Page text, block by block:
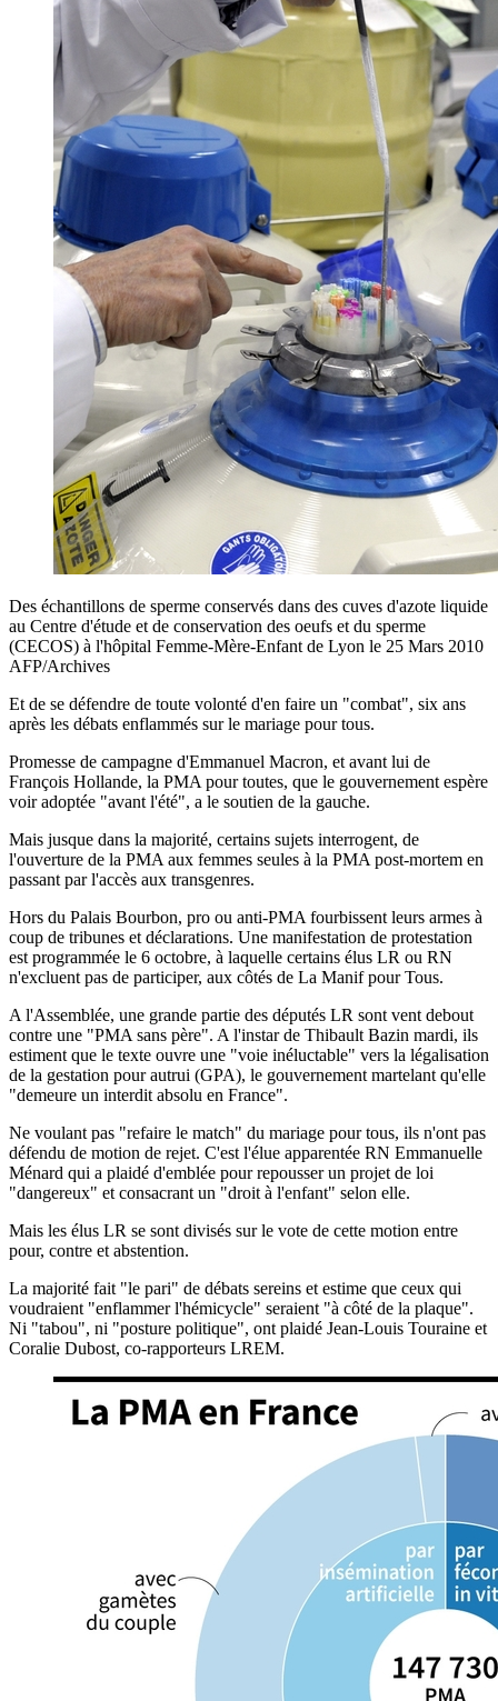
Des échantillons de sperme conservés dans des cuves d'azote liquide
au Centre d'étude et de conservation des oeufs et du sperme
(CECOS) à l'hôpital Femme-Mère-Enfant de Lyon le 25 Mars 2010
AFP/Archives
Et de se défendre de toute volonté d'en faire un "combat", six ans
après les débats enflammés sur le mariage pour tous.
Promesse de campagne d'Emmanuel Macron, et avant lui de
François Hollande, la PMA pour toutes, que le gouvernement espère
voir adoptée "avant l'été", a le soutien de la gauche.
Mais jusque dans la majorité, certains sujets interrogent, de
l'ouverture de la PMA aux femmes seules à la PMA post-mortem en
passant par l'accès aux transgenres.
Hors du Palais Bourbon, pro ou anti-PMA fourbissent leurs armes à
coup de tribunes et déclarations. Une manifestation de protestation
est programmée le 6 octobre, à laquelle certains élus LR ou RN
n'excluent pas de participer, aux côtés de La Manif pour Tous.
A l'Assemblée, une grande partie des députés LR sont vent debout
contre une "PMA sans père". A l'instar de Thibault Bazin mardi, ils
estiment que le texte ouvre une "voie inéluctable" vers la légalisation
de la gestation pour autrui (GPA), le gouvernement martelant qu'elle
"demeure un interdit absolu en France".
Ne voulant pas "refaire le match" du mariage pour tous, ils n'ont pas
défendu de motion de rejet. C'est l'élue apparentée RN Emmanuelle
Ménard qui a plaidé d'emblée pour repousser un projet de loi
"dangereux" et consacrant un "droit à l'enfant" selon elle.
Mais les élus LR se sont divisés sur le vote de cette motion entre
pour, contre et abstention.
La majorité fait "le pari" de débats sereins et estime que ceux qui
voudraient "enflammer l'hémicycle" seraient "à côté de la plaque".
Ni "tabou", ni "posture politique", ont plaidé Jean-Louis Touraine et
Coralie Dubost, co-rapporteurs LREM.